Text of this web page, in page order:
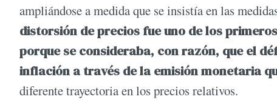
ampliándose a medida que se insistía en las
distorsión de precios fue uno de los
porque se consideraba, con razón, que el
inflación a través de la emisión monetaria
diferente trayectoria en los precios relativos.